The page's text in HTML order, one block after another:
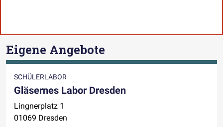
Eigene Angebote
SCHÜLERLABOR
Gläsernes Labor Dresden
Lingnerplatz 1
01069 Dresden